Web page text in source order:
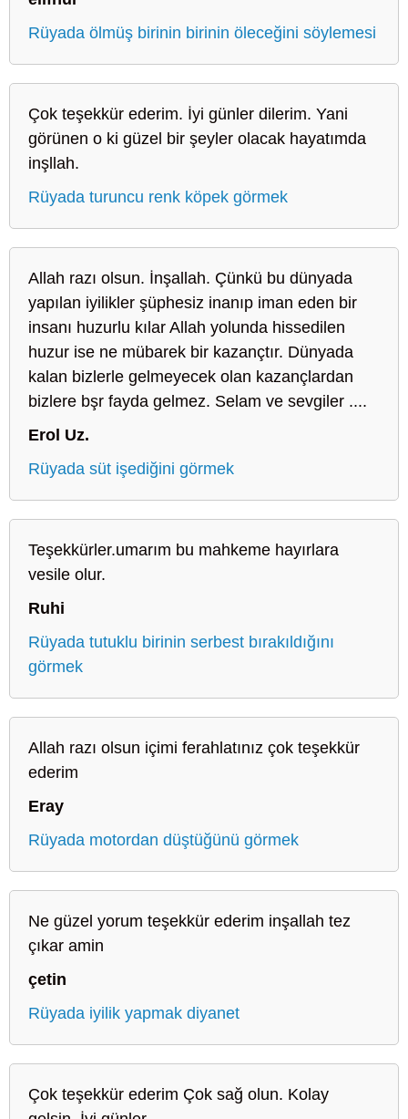
Rüyada ölmüş birinin birinin öleceğini söylemesi
Çok teşekkür ederim. İyi günler dilerim. Yani
görünen o ki güzel bir şeyler olacak hayatımda
inşllah.
Rüyada turuncu renk köpek görmek
Allah razı olsun. İnşallah. Çünkü bu dünyada
yapılan iyilikler şüphesiz inanıp iman eden bir
insanı huzurlu kılar Allah yolunda hissedilen
huzur ise ne mübarek bir kazançtır. Dünyada
kalan bizlerle gelmeyecek olan kazançlardan
bizlere bşr fayda gelmez. Selam ve sevgiler ....
Erol Uz.
Rüyada süt işediğini görmek
Teşekkürler.umarım bu mahkeme hayırlara
vesile olur.
Ruhi
Rüyada tutuklu birinin serbest bırakıldığını
görmek
Allah razı olsun içimi ferahlatınız çok teşekkür
ederim
Eray
Rüyada motordan düştüğünü görmek
Ne güzel yorum teşekkür ederim inşallah tez
çıkar amin
çetin
Rüyada iyilik yapmak diyanet
Çok teşekkür ederim Çok sağ olun. Kolay